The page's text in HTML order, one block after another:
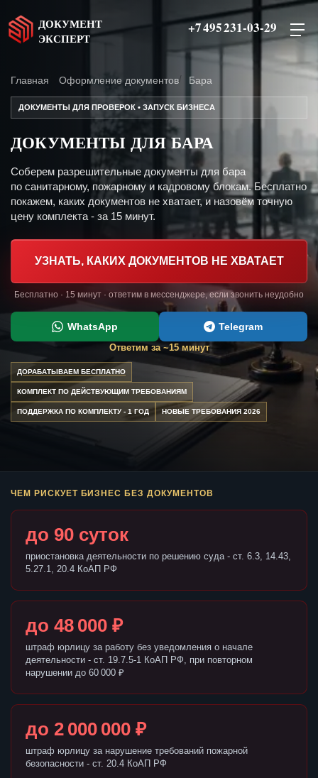
ДОКУМЕНТ
ЭКСПЕРТ
+7 495 231-03-29
Главная Оформление документов Бара
ДОКУМЕНТЫ ДЛЯ ПРОВЕРОК • ЗАПУСК БИЗНЕСА
ДОКУМЕНТЫ ДЛЯ БАРА
Соберем разрешительные документы для бара
по санитарному, пожарному и кадровому блокам. Бесплатно
покажем, каких документов не хватает, и назовём точную
цену комплекта - за 15 минут.
УЗНАТЬ, КАКИХ ДОКУМЕНТОВ НЕ ХВАТАЕТ
Бесплатно · 15 минут · ответим в мессенджере, если звонить неудобно
WhatsApp Telegram
Ответим за ~15 минут
ДОРАБАТЫВАЕМ БЕСПЛАТНО
КОМПЛЕКТ ПО ДЕЙСТВУЮЩИМ ТРЕБОВАНИЯМ
ПОДДЕРЖКА ПО КОМПЛЕКТУ - 1 ГОД НОВЫЕ ТРЕБОВАНИЯ 2026
ЧЕМ РИСКУЕТ БИЗНЕС БЕЗ ДОКУМЕНТОВ
до 90 суток
приостановка деятельности по решению суда - ст. 6.3, 14.43,
5.27.1, 20.4 КоАП РФ
до 48 000 ₽
штраф юрлицу за работу без уведомления о начале
деятельности - ст. 19.7.5-1 КоАП РФ, при повторном
нарушении до 60 000 ₽
до 2 000 000 ₽
штраф юрлицу за нарушение требований пожарной
безопасности - ст. 20.4 КоАП РФ